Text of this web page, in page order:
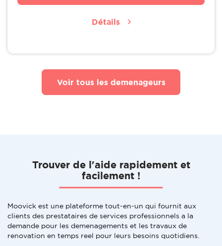
Détails
Voir tous les demenageurs
Trouver de l'aide rapidement et
facilement !
Moovick est une plateforme tout-en-un qui fournit aux
clients des prestataires de services professionnels a la
demande pour les demenagements et les travaux de
renovation en temps reel pour leurs besoins quotidiens.